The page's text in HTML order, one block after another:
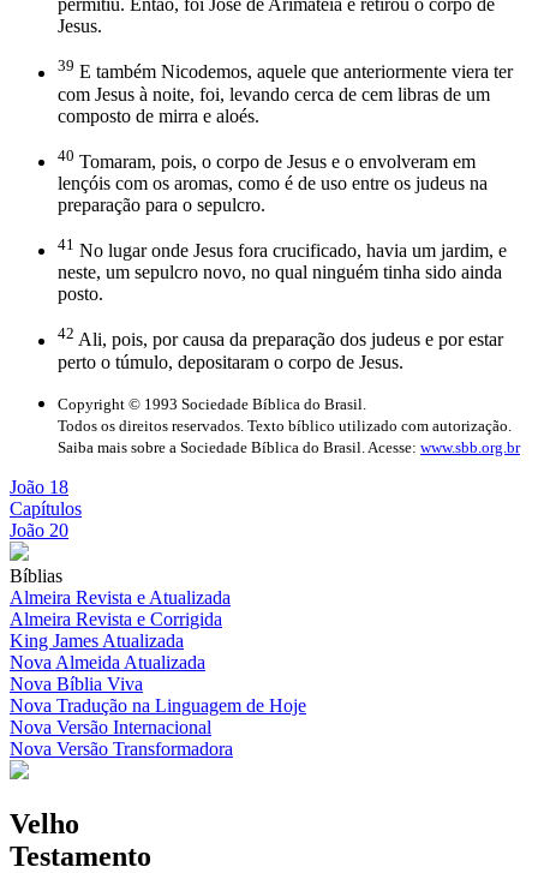
permitiu. Então, foi José de Arimateia e retirou o corpo de
Jesus.
39 E também Nicodemos, aquele que anteriormente viera ter
com Jesus à noite, foi, levando cerca de cem libras de um
composto de mirra e aloés.
40 Tomaram, pois, o corpo de Jesus e o envolveram em
lençóis com os aromas, como é de uso entre os judeus na
preparação para o sepulcro.
41 No lugar onde Jesus fora crucificado, havia um jardim, e
neste, um sepulcro novo, no qual ninguém tinha sido ainda
posto.
42 Ali, pois, por causa da preparação dos judeus e por estar
perto o túmulo, depositaram o corpo de Jesus.
Copyright © 1993 Sociedade Bíblica do Brasil.
Todos os direitos reservados. Texto bíblico utilizado com autorização.
Saiba mais sobre a Sociedade Bíblica do Brasil. Acesse: www.sbb.org.br
João 18
Capítulos
João 20
Bíblias
Almeira Revista e Atualizada
Almeira Revista e Corrigida
King James Atualizada
Nova Almeida Atualizada
Nova Bíblia Viva
Nova Tradução na Linguagem de Hoje
Nova Versão Internacional
Nova Versão Transformadora
Velho
Testamento